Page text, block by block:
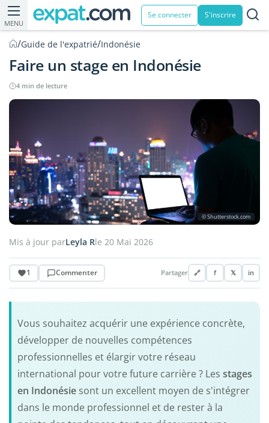
MENU
Se connecter S'inscrire
/Guide de l'expatrié/Indonésie
Faire un stage en Indonésie
4 min de lecture
© Shutterstock.com
Mis à jour parLeyla Rle 20 Mai 2026
1 Commenter Partager 🔗 f 𝕏 in
Vous souhaitez acquérir une expérience concrète,
développer de nouvelles compétences
professionnelles et élargir votre réseau
international pour votre future carrière ? Les stages
en Indonésie sont un excellent moyen de s'intégrer
dans le monde professionnel et de rester à la